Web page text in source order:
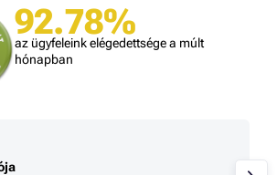
92.78%
az ügyfeleink elégedettsége a múlt
hónapban